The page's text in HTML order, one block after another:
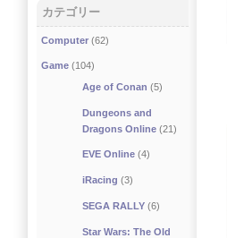
カテゴリー
Computer (62)
Game (104)
Age of Conan (5)
Dungeons and
Dragons Online(21)
EVE Online(4)
iRacing (3)
SEGA RALLY(6)
Star Wars: The Old